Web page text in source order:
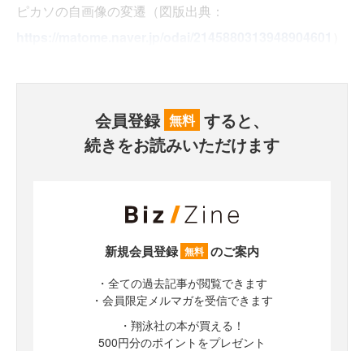
ピカソの自画像の変遷（図版出典：
会員登録 無料 すると、
続きをお読みいただけます
新規会員登録 無料 のご案内
・全ての過去記事が閲覧できます
・会員限定メルマガを受信できます
・翔泳社の本が買える！
500円分のポイントをプレゼント